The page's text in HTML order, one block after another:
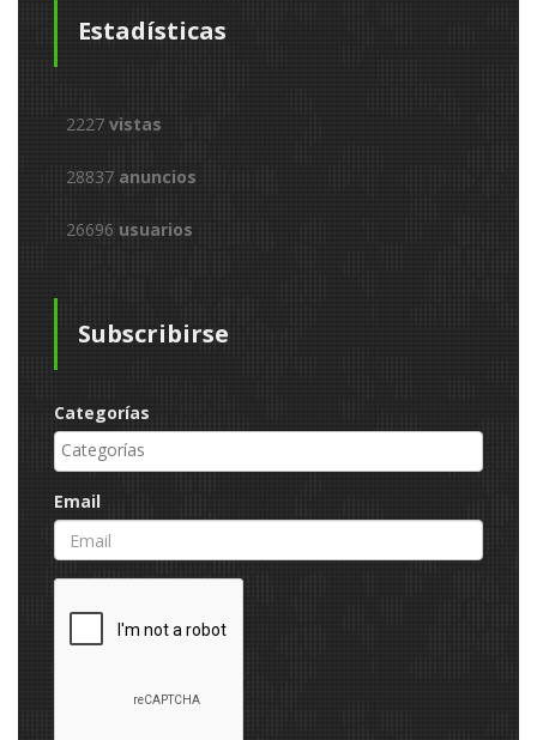
Estadísticas
2227 vistas
28837 anuncios
26696 usuarios
Subscribirse
Categorías
Email